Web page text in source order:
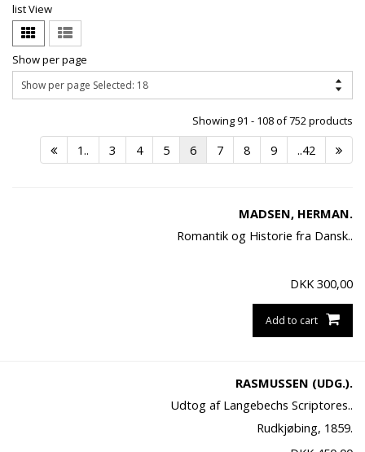
list View
Show per page
Showing 91 - 108 of 752 products
1.. 3 4 5 6 7 8 9 ..42
MADSEN, HERMAN.
Romantik og Historie fra Dansk..
DKK 300,00
Add to cart
RASMUSSEN (UDG.).
Udtog af Langebechs Scriptores..
Rudkjøbing, 1859.